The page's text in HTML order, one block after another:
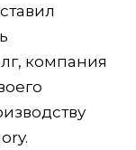
компания